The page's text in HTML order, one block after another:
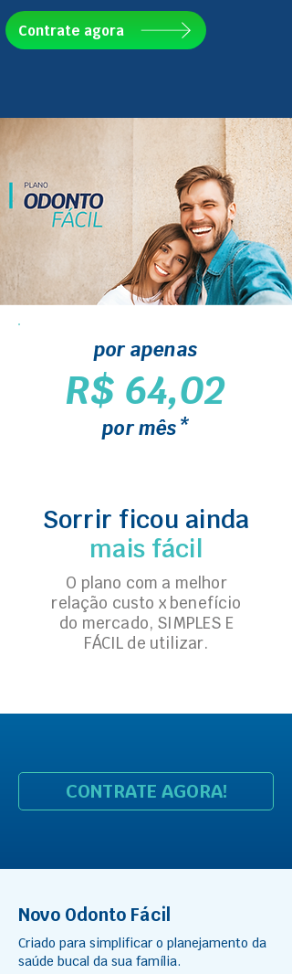
Contrate agora
por apenas
R$ 64,02
por mês*
Sorrir ficou ainda
mais fácil
O plano com a melhor
relação custo x benefício
do mercado, SIMPLES E
FÁCIL de utilizar.
CONTRATE AGORA!
Novo Odonto Fácil
Criado para simplificar o planejamento da
saúde bucal da sua família.